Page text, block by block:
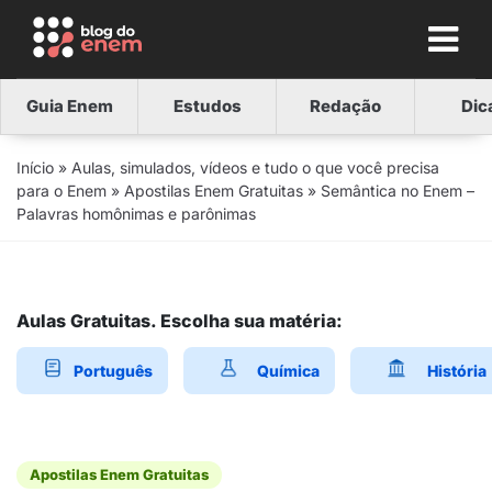
Guia Enem Estudos Redação
Início » Aulas, simulados, vídeos e tudo o que você precisa
para o Enem » Apostilas Enem Gratuitas » Semântica no Enem –
Palavras homônimas e parônimas
Aulas Gratuitas. Escolha sua matéria:
Português Química História
Apostilas Enem Gratuitas